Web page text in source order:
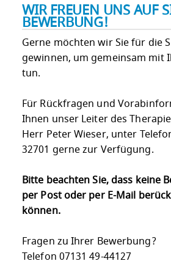
WIR FREUEN UNS AUF
BEWERBUNG!
Gerne möchten wir Sie für die
gewinnen, um gemeinsam mit
tun.
Für Rückfragen und
Ihnen unser Leiter des
Herr Peter Wieser, unter
32701 gerne zur Verfügung.
Bitte beachten Sie, dass keine
per Post oder per E-Mail
können.
Fragen zu Ihrer Bewerbung?
Telefon 07131 49-44127